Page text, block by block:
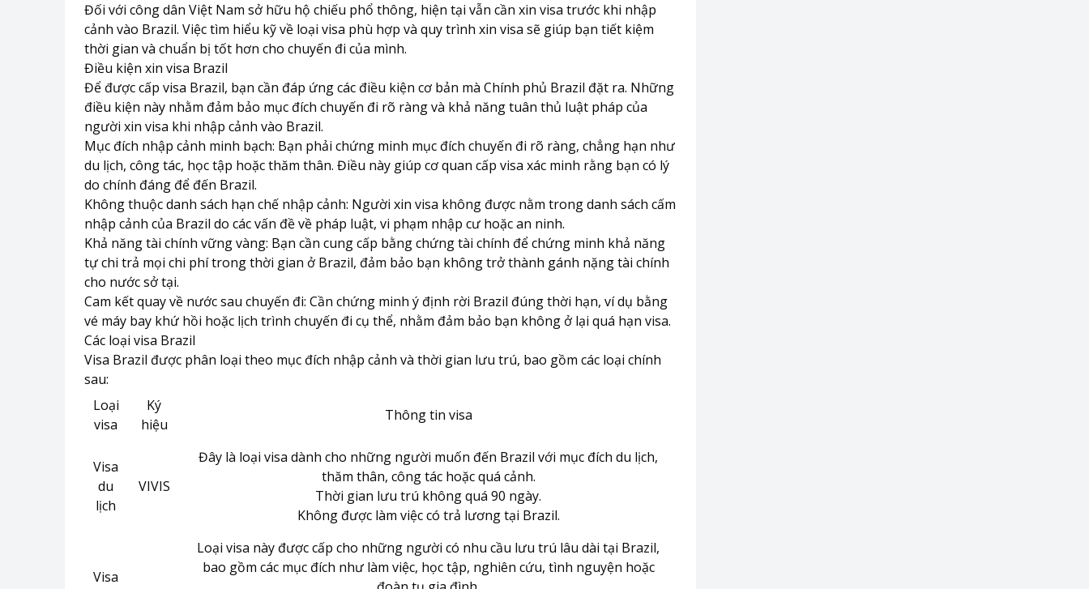
Đối với công dân Việt Nam sở hữu hộ chiếu phổ thông, hiện tại vẫn cần xin visa trước khi nhập
cảnh vào Brazil. Việc tìm hiểu kỹ về loại visa phù hợp và quy trình xin visa sẽ giúp bạn tiết kiệm
thời gian và chuẩn bị tốt hơn cho chuyến đi của mình.
Điều kiện xin visa Brazil
Để được cấp visa Brazil, bạn cần đáp ứng các điều kiện cơ bản mà Chính phủ Brazil đặt ra. Những
điều kiện này nhằm đảm bảo mục đích chuyến đi rõ ràng và khả năng tuân thủ luật pháp của
người xin visa khi nhập cảnh vào Brazil.
Mục đích nhập cảnh minh bạch: Bạn phải chứng minh mục đích chuyến đi rõ ràng, chẳng hạn như
du lịch, công tác, học tập hoặc thăm thân. Điều này giúp cơ quan cấp visa xác minh rằng bạn có lý
do chính đáng để đến Brazil.
Không thuộc danh sách hạn chế nhập cảnh: Người xin visa không được nằm trong danh sách cấm
nhập cảnh của Brazil do các vấn đề về pháp luật, vi phạm nhập cư hoặc an ninh.
Khả năng tài chính vững vàng: Bạn cần cung cấp bằng chứng tài chính để chứng minh khả năng
tự chi trả mọi chi phí trong thời gian ở Brazil, đảm bảo bạn không trở thành gánh nặng tài chính
cho nước sở tại.
Cam kết quay về nước sau chuyến đi: Cần chứng minh ý định rời Brazil đúng thời hạn, ví dụ bằng
vé máy bay khứ hồi hoặc lịch trình chuyến đi cụ thể, nhằm đảm bảo bạn không ở lại quá hạn visa.
Các loại visa Brazil
Visa Brazil được phân loại theo mục đích nhập cảnh và thời gian lưu trú, bao gồm các loại chính
sau:
Loại
visa
Ký
hiệu
Thông tin visa
Visa
du
lịch
VIVIS
Đây là loại visa dành cho những người muốn đến Brazil với mục đích du lịch,
thăm thân, công tác hoặc quá cảnh.
Thời gian lưu trú không quá 90 ngày.
Không được làm việc có trả lương tại Brazil.
Visa
Loại visa này được cấp cho những người có nhu cầu lưu trú lâu dài tại Brazil,
bao gồm các mục đích như làm việc, học tập, nghiên cứu, tình nguyện hoặc